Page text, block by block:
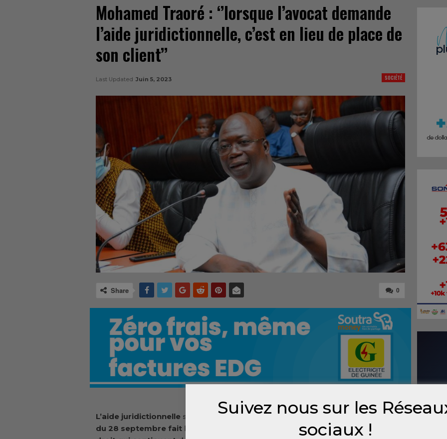
Mohamed Traoré : ‘’lorsque l’avocat demande
l’aide juridictionnelle, c’est en lieu de place de
son client’’
SOCIÉTÉ
Last Updated Juin 5, 2023
0
Share
L’aide juridictionnelle sollicitée par les avocats de la défense dans le procès
du 28 septembre fait l’objet de plusieurs interprétations. Ceshommes de
Suivez nous sur les
sociaux !